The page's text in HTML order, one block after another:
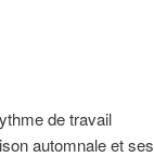
de travail
automnale et ses